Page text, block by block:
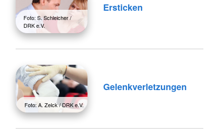
Foto: S. Schleicher /
DRK e.V.
Ersticken
Foto: A. Zelck / DRK e.V.
Gelenkverletzungen